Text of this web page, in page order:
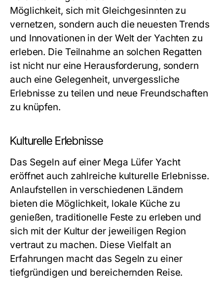
Möglichkeit, sich mit Gleichgesinnten zu
vernetzen, sondern auch die neuesten Trends
und Innovationen in der Welt der Yachten zu
erleben. Die Teilnahme an solchen Regatten
ist nicht nur eine Herausforderung, sondern
auch eine Gelegenheit, unvergessliche
Erlebnisse zu teilen und neue Freundschaften
zu knüpfen.
Kulturelle Erlebnisse
Das Segeln auf einer Mega Lüfer Yacht
eröffnet auch zahlreiche kulturelle Erlebnisse.
Anlaufstellen in verschiedenen Ländern
bieten die Möglichkeit, lokale Küche zu
genießen, traditionelle Feste zu erleben und
sich mit der Kultur der jeweiligen Region
vertraut zu machen. Diese Vielfalt an
Erfahrungen macht das Segeln zu einer
tiefgründigen und bereichernden Reise.